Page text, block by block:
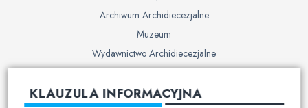
Archiwum Archidiecezjalne
Muzeum
Wydawnictwo Archidiecezjalne
Cmentarze
Duszpasterstwo
KLAUZULA INFORMACYJNA